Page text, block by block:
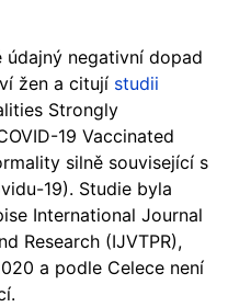
údajný negativní dopad
žen a citují studii
Strongly
19 Vaccinated
silně související s
19). Studie byla
International Journal
Research (IJVTPR),
a podle Celece není